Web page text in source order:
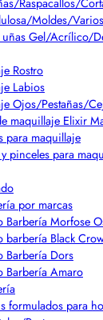
Moldes/
uñas Gel/Acrílico/
Rostro
Labios
Ojos/Pestañas/
maquillaje Elixir
para maquillaje
pinceles para
por marcas
Barbería Morfose
barbería Black
Barbería Dors
Barbería Amaro
formulados para